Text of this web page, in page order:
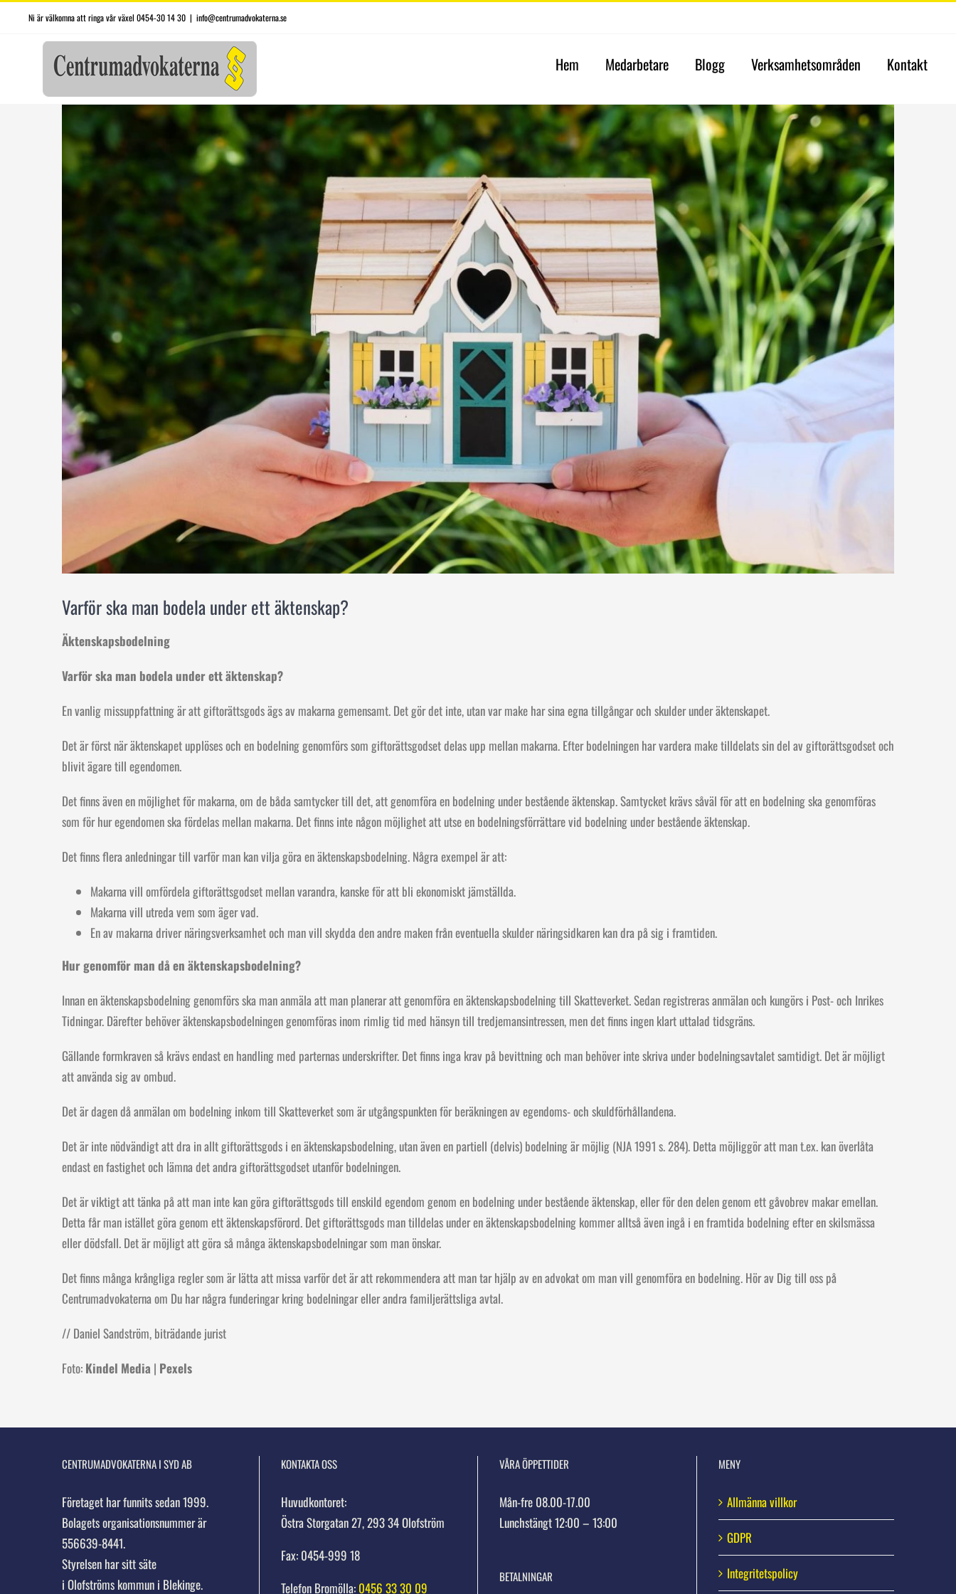
FortsättNi är välkomna att ringa vår växel 0454-30 14 30 | info@centrumadvokaterna.se
Hem Medarbetare Blogg Verksamhetsområden Kontakt
Varför ska man bodela under ett äktenskap?
Äktenskapsbodelning
Varför ska man bodela under ett äktenskap?
En vanlig missuppfattning är att giftorättsgods ägs av makarna gemensamt. Det gör det inte, utan var make har sina egna tillgångar och skulder under äktenskapet.
Det är först när äktenskapet upplöses och en bodelning genomförs som giftorättsgodset delas upp mellan makarna. Efter bodelningen har vardera make tilldelats sin del av giftorättsgodset och
blivit ägare till egendomen.
Det finns även en möjlighet för makarna, om de båda samtycker till det, att genomföra en bodelning under bestående äktenskap. Samtycket krävs såväl för att en bodelning ska genomföras
som för hur egendomen ska fördelas mellan makarna. Det finns inte någon möjlighet att utse en bodelningsförrättare vid bodelning under bestående äktenskap.
Det finns flera anledningar till varför man kan vilja göra en äktenskapsbodelning. Några exempel är att:
Makarna vill omfördela giftorättsgodset mellan varandra, kanske för att bli ekonomiskt jämställda.
Makarna vill utreda vem som äger vad.
En av makarna driver näringsverksamhet och man vill skydda den andre maken från eventuella skulder näringsidkaren kan dra på sig i framtiden.
Hur genomför man då en äktenskapsbodelning?
Innan en äktenskapsbodelning genomförs ska man anmäla att man planerar att genomföra en äktenskapsbodelning till Skatteverket. Sedan registreras anmälan och kungörs i Post- och Inrikes
Tidningar. Därefter behöver äktenskapsbodelningen genomföras inom rimlig tid med hänsyn till tredjemansintressen, men det finns ingen klart uttalad tidsgräns.
Gällande formkraven så krävs endast en handling med parternas underskrifter. Det finns inga krav på bevittning och man behöver inte skriva under bodelningsavtalet samtidigt. Det är möjligt
att använda sig av ombud.
Det är dagen då anmälan om bodelning inkom till Skatteverket som är utgångspunkten för beräkningen av egendoms- och skuldförhållandena.
Det är inte nödvändigt att dra in allt giftorättsgods i en äktenskapsbodelning, utan även en partiell (delvis) bodelning är möjlig (NJA 1991 s. 284). Detta möjliggör att man t.ex. kan överlåta
endast en fastighet och lämna det andra giftorättsgodset utanför bodelningen.
Det är viktigt att tänka på att man inte kan göra giftorättsgods till enskild egendom genom en bodelning under bestående äktenskap, eller för den delen genom ett gåvobrev makar emellan.
Detta får man istället göra genom ett äktenskapsförord. Det giftorättsgods man tilldelas under en äktenskapsbodelning kommer alltså även ingå i en framtida bodelning efter en skilsmässa
eller dödsfall. Det är möjligt att göra så många äktenskapsbodelningar som man önskar.
Det finns många krångliga regler som är lätta att missa varför det är att rekommendera att man tar hjälp av en advokat om man vill genomföra en bodelning. Hör av Dig till oss på
Centrumadvokaterna om Du har några funderingar kring bodelningar eller andra familjerättsliga avtal.
// Daniel Sandström, biträdande jurist
Foto: Kindel Media | Pexels
CENTRUMADVOKATERNA I SYD AB
Företaget har funnits sedan 1999.
Bolagets organisationsnummer är
556639-8441.
Styrelsen har sitt säte
i Olofströms kommun i Blekinge.
KONTAKTA OSS
Huvudkontoret:
Östra Storgatan 27, 293 34 Olofström
Fax: 0454-999 18
Telefon Bromölla: 0456 33 30 09
VÅRA ÖPPETTIDER
Mån-fre 08.00-17.00
Lunchstängt 12:00 – 13:00
BETALNINGAR
MENY
Allmänna villkor
GDPR
Integritetspolicy